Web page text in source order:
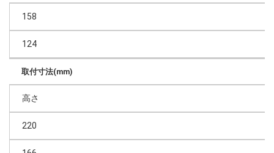
158
124
取付寸法(mm)
高さ
220